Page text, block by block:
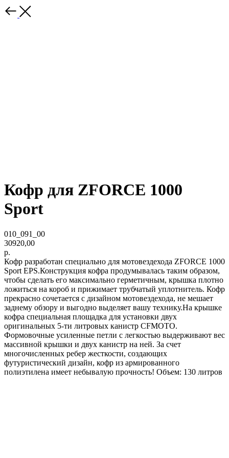
Кофр для ZFORCE 1000
Sport
010_091_00
30920,00
р.
Кофр разработан специально для мотовездехода ZFORCE 1000
Sport EPS.Конструкция кофра продумывалась таким образом,
чтобы сделать его максимально герметичным, крышка плотно
ложиться на короб и прижимает трубчатый уплотнитель. Кофр
прекрасно сочетается с дизайном мотовездехода, не мешает
заднему обзору и выгодно выделяет вашу технику.На крышке
кофра специальная площадка для установки двух
оригинальных 5-ти литровых канистр CFMOTO.
Формовочные усиленные петли с легкостью выдерживают вес
массивной крышки и двух канистр на ней. За счет
многочисленных ребер жесткости, создающих
футуристический дизайн, кофр из армированного
полиэтилена имеет небывалую прочность! Объем: 130 литров